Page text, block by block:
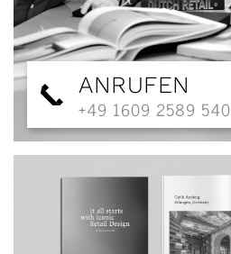
ANRUFEN
+49 1609 2589 540